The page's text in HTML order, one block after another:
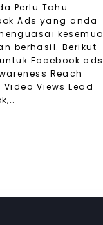
Perlu Tahu
Ads yang anda
kesemua
berhasil. Berikut
Facebook ads
Reach
Views Lead